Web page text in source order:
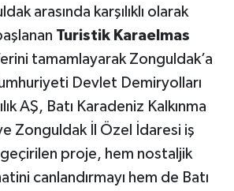
arasında karşılıklı olarak
Turistik Karaelmas
tamamlayarak Zonguldak’a
Devlet Demiryolları
AŞ, Batı Karadeniz Kalkınma
Zonguldak İl Özel İdaresi iş
proje, hem nostaljik
canlandırmayı hem de Batı